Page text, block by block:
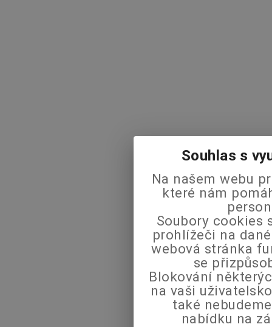
Souhlas s
Na našem webu
které nám
Soubory cookies
prohlížeči na
webová stránka
se
Blokování
na vaši
také
nabídku na